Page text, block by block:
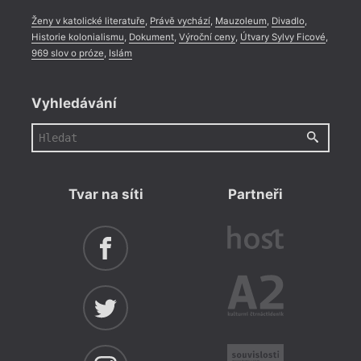
Ženy v katolické literatuře, Právě vychází, Mauzoleum, Divadlo,
Historie kolonialismu, Dokument, Výroční ceny, Útvary Sylvy Ficové,
969 slov o próze, Islám
Vyhledávání
Tvar na síti Partneři